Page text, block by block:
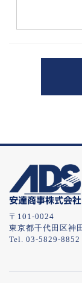
〒101-0024
東京都千代田区神
Tel. 03-5829-